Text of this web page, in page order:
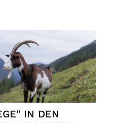
IN DEN